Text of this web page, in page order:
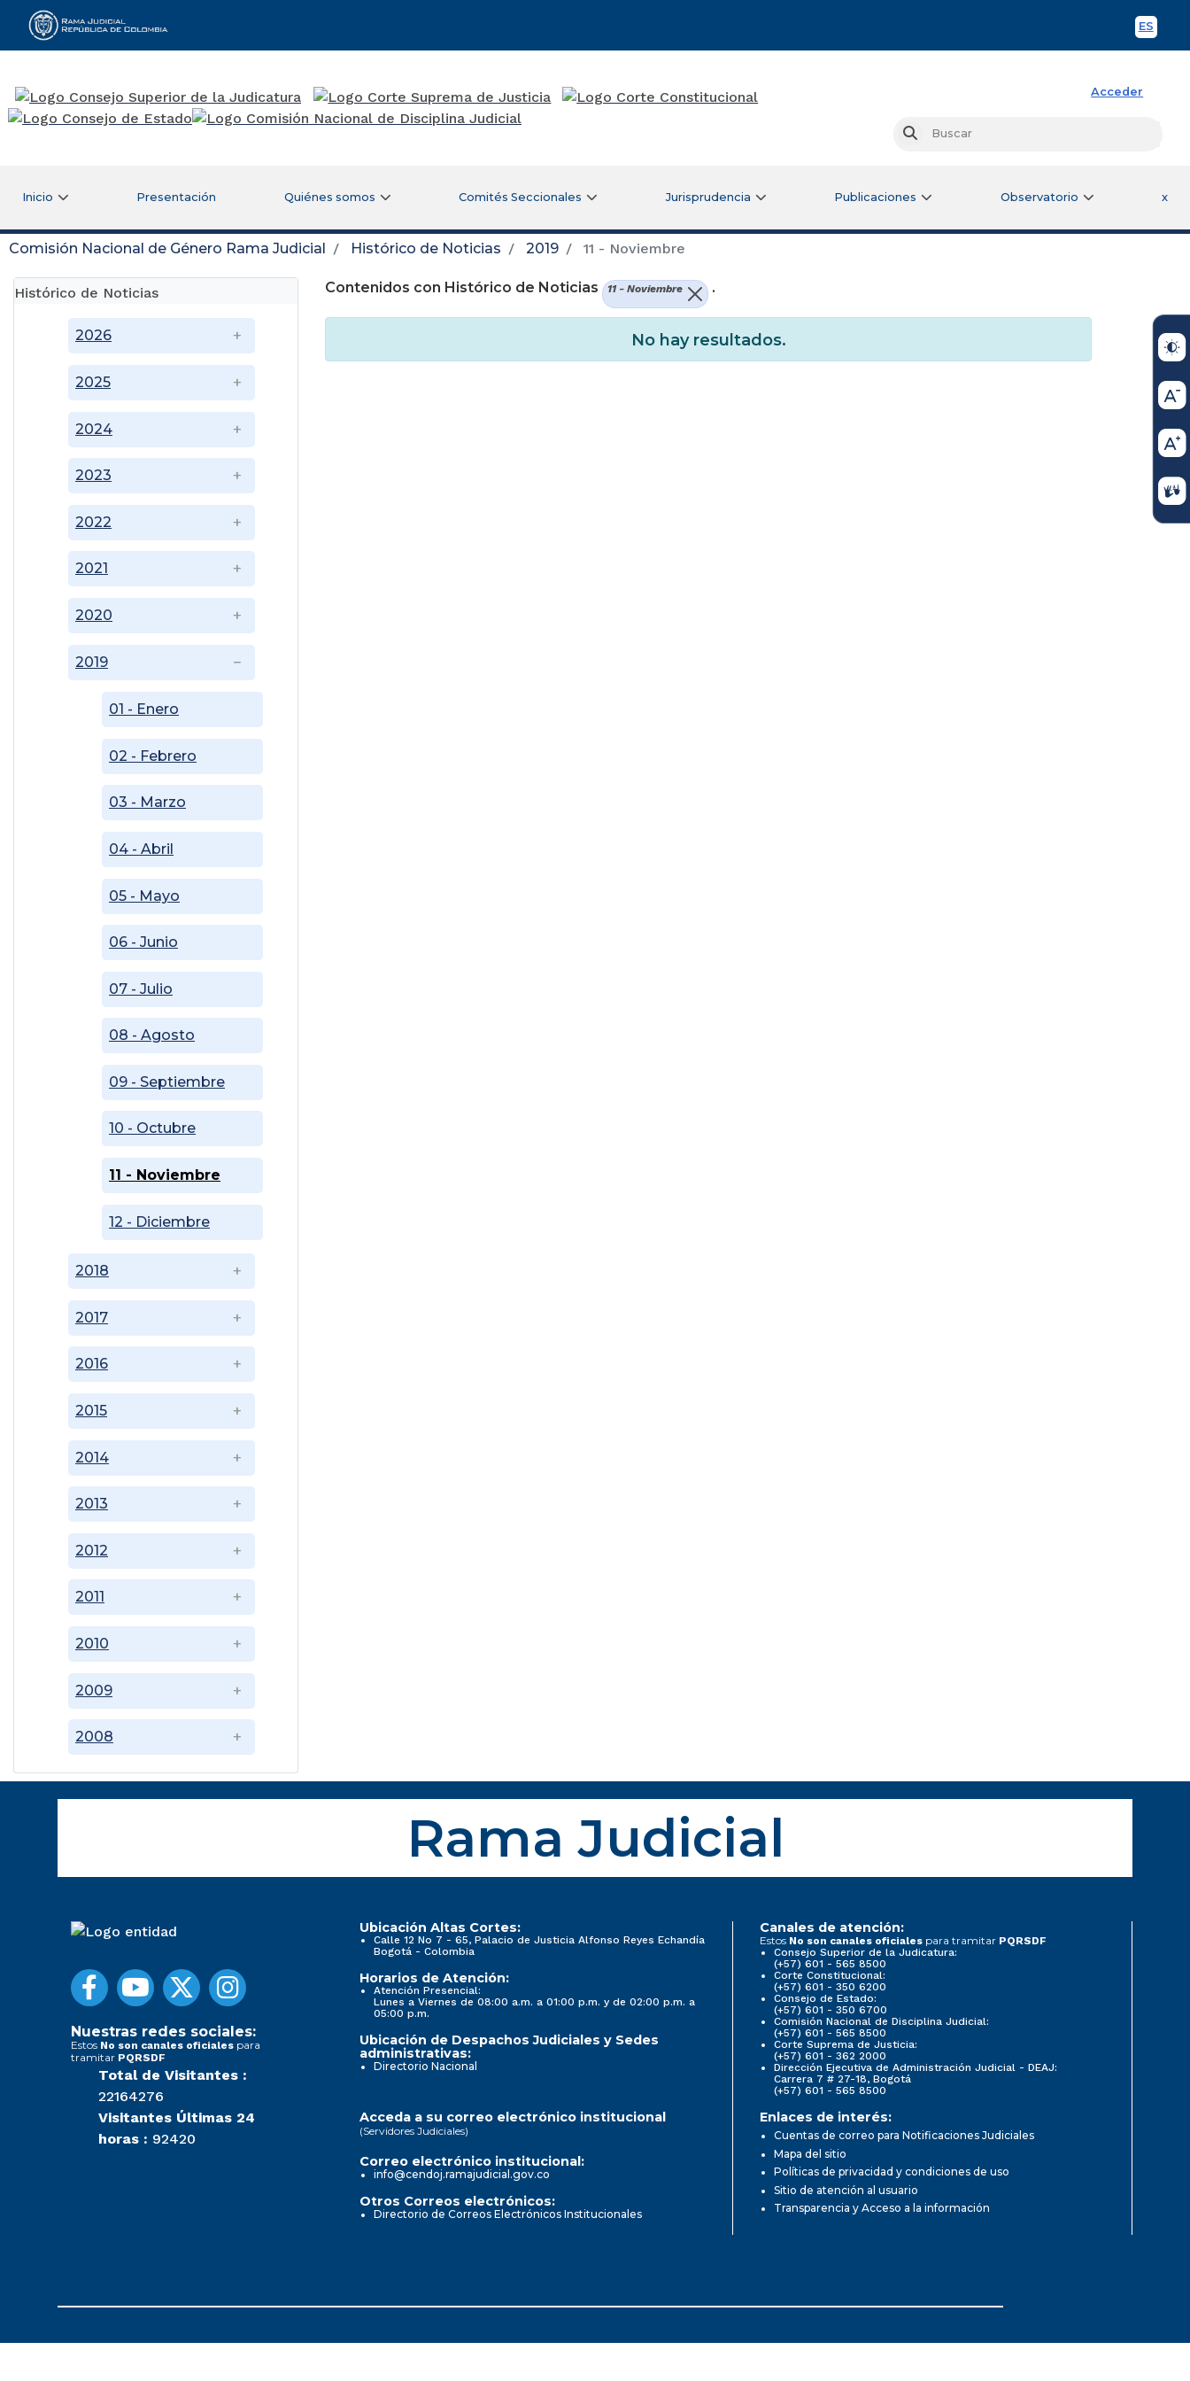
ES
Rama Judicial
Acceder
Buscar
Inicio Presentación Quiénes somos Comités Seccionales Jurisprudencia Publicaciones Observatorio x
Comisión Nacional de Género Rama Judicial Histórico de Noticias 2019 11 - Noviembre
Histórico de Noticias
2008
2009
2010
2011
2012
2013
2014
2015
2016
2017
2018
2019
01 - Enero
02 - Febrero
03 - Marzo
04 - Abril
05 - Mayo
06 - Junio
07 - Julio
08 - Agosto
09 - Septiembre
10 - Octubre
11 - Noviembre
12 - Diciembre
2020
2021
2022
2023
2024
2025
2026
Contenidos con Histórico de Noticias 11 - Noviembre .
No hay resultados.
Rama Judicial
Nuestras redes sociales:
Estos No son canales oficiales para
tramitar PQRSDF
Total de Visitantes :
22164276
Visitantes Últimas 24
horas : 92420
Ubicación Altas Cortes:
Calle 12 No 7 - 65, Palacio de Justicia Alfonso Reyes Echandía
Bogotá - Colombia
Horarios de Atención:
Atención Presencial:
Lunes a Viernes de 08:00 a.m. a 01:00 p.m. y de 02:00 p.m. a
05:00 p.m.
Ubicación de Despachos Judiciales y Sedes
administrativas:
Directorio Nacional
Canales de atención:
Estos No son canales oficiales para tramitar PQRSDF
Consejo Superior de la Judicatura:
(+57) 601 - 565 8500
Corte Constitucional:
(+57) 601 - 350 6200
Consejo de Estado:
(+57) 601 - 350 6700
Comisión Nacional de Disciplina Judicial:
(+57) 601 - 565 8500
Corte Suprema de Justicia:
(+57) 601 - 362 2000
Dirección Ejecutiva de Administración Judicial - DEAJ:
Carrera 7 # 27-18, Bogotá
(+57) 601 - 565 8500
Acceda a su correo electrónico institucional
(Servidores Judiciales)
Correo electrónico institucional:
info@cendoj.ramajudicial.gov.co
Otros Correos electrónicos:
Directorio de Correos Electrónicos Institucionales
Enlaces de interés:
Cuentas de correo para Notificaciones Judiciales
Mapa del sitio
Políticas de privacidad y condiciones de uso
Sitio de atención al usuario
Transparencia y Acceso a la información